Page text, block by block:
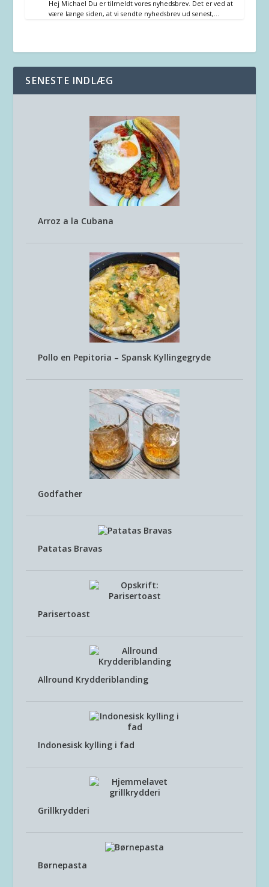
Hej Michael Du er tilmeldt vores nyhedsbrev. Det er ved at
være længe siden, at vi sendte nyhedsbrev ud senest,…
SENESTE INDLÆG
Arroz a la Cubana
Pollo en Pepitoria – Spansk Kyllingegryde
Godfather
Patatas Bravas
Parisertoast
Allround Krydderiblanding
Indonesisk kylling i fad
Grillkrydderi
Børnepasta